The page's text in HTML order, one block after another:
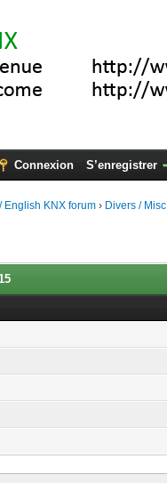
Connexion S’enregistrer
English KNX forum › Divers / Misc